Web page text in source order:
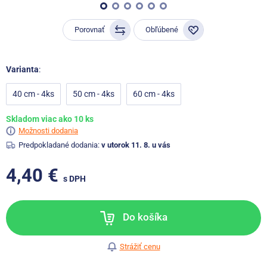
Varianta:
40 cm - 4ks 50 cm - 4ks 60 cm - 4ks
Skladom viac ako 10 ks
Možnosti dodania
Predpokladané dodania: v utorok 11. 8. u vás
4,40 € s DPH
Do košíka
Strážiť cenu
Porovnať Obľúbené